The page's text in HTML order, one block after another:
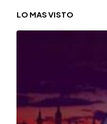
LO MÁS VISTO